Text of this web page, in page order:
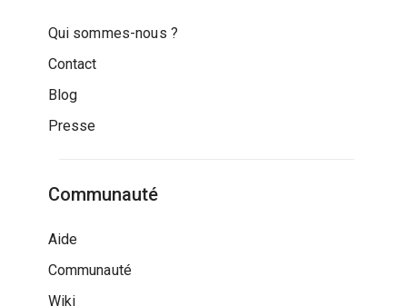
Qui sommes-nous ?
Contact
Blog
Presse
Communauté
Aide
Communauté
Wiki